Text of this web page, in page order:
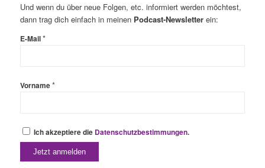
Und wenn du über neue Folgen, etc. informiert werden möchtest,
dann trag dich einfach in meinen Podcast-Newsletterein:
E-Mail*
Vorname*
Ich akzeptiere die Datenschutzbestimmungen.